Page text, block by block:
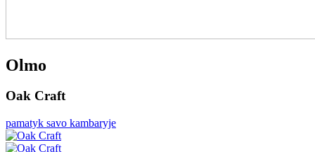
Olmo
Oak Craft
pamatyk savo kambaryje